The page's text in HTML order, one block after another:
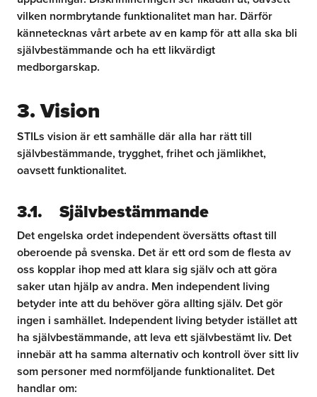
vilken normbrytande funktionalitet man har. Därför
kännetecknas vårt arbete av en kamp för att alla ska bli
självbestämmande och ha ett likvärdigt
medborgarskap.
3. Vision
STILs vision är ett samhälle där alla har rätt till
självbestämmande, trygghet, frihet och jämlikhet,
oavsett funktionalitet.
3.1. Självbestämmande
Det engelska ordet independent översätts oftast till
oberoende på svenska. Det är ett ord som de flesta av
oss kopplar ihop med att klara sig själv och att göra
saker utan hjälp av andra. Men independent living
betyder inte att du behöver göra allting själv. Det gör
ingen i samhället. Independent living betyder istället att
ha självbestämmande, att leva ett självbestämt liv. Det
innebär att ha samma alternativ och kontroll över sitt liv
som personer med normföljande funktionalitet. Det
handlar om: